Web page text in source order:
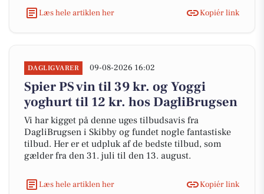
Læs hele artiklen her
Kopiér link
DAGLIGVARER 09-08-2026 16:02
Spier PS vin til 39 kr. og Yoggi
yoghurt til 12 kr. hos DagliBrugsen
Vi har kigget på denne uges tilbudsavis fra
DagliBrugsen i Skibby og fundet nogle fantastiske
tilbud. Her er et udpluk af de bedste tilbud, som
gælder fra den 31. juli til den 13. august.
Læs hele artiklen her Kopiér link